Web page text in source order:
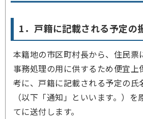
1．戸籍に記載される予定の
本籍地の市区町村長から、住民票
事務処理の用に供するため便宜上
考に、戸籍に記載される予定の氏
（以下「通知」といいます。）
てに送付します。